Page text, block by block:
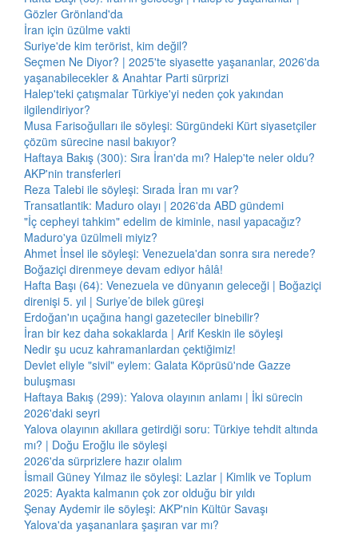
Gözler Grönland'da
İran için üzülme vakti
Suriye'de kim terörist, kim değil?
Seçmen Ne Diyor? | 2025'te siyasette yaşananlar, 2026'da
yaşanabilecekler & Anahtar Parti sürprizi
Halep'teki çatışmalar Türkiye'yi neden çok yakından
ilgilendiriyor?
Musa Farisoğulları ile söyleşi: Sürgündeki Kürt siyasetçiler
çözüm sürecine nasıl bakıyor?
Haftaya Bakış (300): Sıra İran'da mı? Halep'te neler oldu?
AKP'nin transferleri
Reza Talebi ile söyleşi: Sırada İran mı var?
Transatlantik: Maduro olayı | 2026'da ABD gündemi
"İç cepheyi tahkim" edelim de kiminle, nasıl yapacağız?
Maduro'ya üzülmeli miyiz?
Ahmet İnsel ile söyleşi: Venezuela'dan sonra sıra nerede?
Boğaziçi direnmeye devam ediyor hâlâ!
Hafta Başı (64): Venezuela ve dünyanın geleceği | Boğaziçi
direnişi 5. yıl | Suriye’de bilek güreşi
Erdoğan'ın uçağına hangi gazeteciler binebilir?
İran bir kez daha sokaklarda | Arif Keskin ile söyleşi
Nedir şu ucuz kahramanlardan çektiğimiz!
Devlet eliyle "sivil" eylem: Galata Köprüsü'nde Gazze
buluşması
Haftaya Bakış (299): Yalova olayının anlamı | İki sürecin
2026'daki seyri
Yalova olayının akıllara getirdiği soru: Türkiye tehdit altında
mı? | Doğu Eroğlu ile söyleşi
2026'da sürprizlere hazır olalım
İsmail Güney Yılmaz ile söyleşi: Lazlar | Kimlik ve Toplum
2025: Ayakta kalmanın çok zor olduğu bir yıldı
Şenay Aydemir ile söyleşi: AKP'nin Kültür Savaşı
Yalova'da yaşananlara şaşıran var mı?